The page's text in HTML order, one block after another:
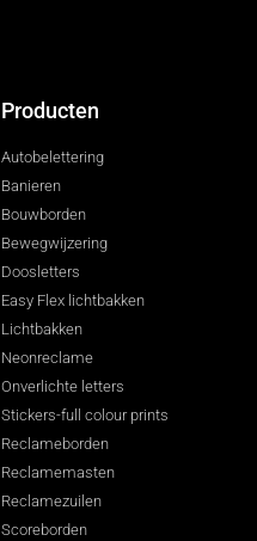
Producten
Autobelettering
Banieren
Bouwborden
Bewegwijzering
Doosletters
Easy Flex lichtbakken
Lichtbakken
Neonreclame
Onverlichte letters
Stickers-full colour prints
Reclameborden
Reclamemasten
Reclamezuilen
Scoreborden